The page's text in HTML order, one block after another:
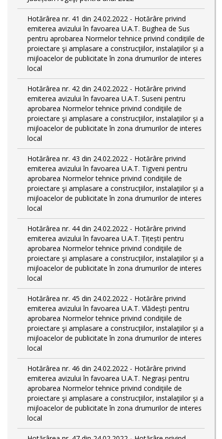
Hotărârea nr. 41 din 24.02.2022 - Hotărâre privind
emiterea avizului în favoarea U.A.T. Bughea de Sus
pentru aprobarea Normelor tehnice privind condiţiile de
proiectare şi amplasare a construcţiilor, instalaţiilor şi a
mijloacelor de publicitate în zona drumurilor de interes
local
Hotărârea nr. 42 din 24.02.2022 - Hotărâre privind
emiterea avizului în favoarea U.A.T. Suseni pentru
aprobarea Normelor tehnice privind condiţiile de
proiectare şi amplasare a construcţiilor, instalaţiilor şi a
mijloacelor de publicitate în zona drumurilor de interes
local
Hotărârea nr. 43 din 24.02.2022 - Hotărâre privind
emiterea avizului în favoarea U.A.T. Tigveni pentru
aprobarea Normelor tehnice privind condiţiile de
proiectare şi amplasare a construcţiilor, instalaţiilor şi a
mijloacelor de publicitate în zona drumurilor de interes
local
Hotărârea nr. 44 din 24.02.2022 - Hotărâre privind
emiterea avizului în favoarea U.A.T. Țițești pentru
aprobarea Normelor tehnice privind condiţiile de
proiectare şi amplasare a construcţiilor, instalaţiilor şi a
mijloacelor de publicitate în zona drumurilor de interes
local
Hotărârea nr. 45 din 24.02.2022 - Hotărâre privind
emiterea avizului în favoarea U.A.T. Vlădești pentru
aprobarea Normelor tehnice privind condiţiile de
proiectare şi amplasare a construcţiilor, instalaţiilor şi a
mijloacelor de publicitate în zona drumurilor de interes
local
Hotărârea nr. 46 din 24.02.2022 - Hotărâre privind
emiterea avizului în favoarea U.A.T. Negrași pentru
aprobarea Normelor tehnice privind condiţiile de
proiectare şi amplasare a construcţiilor, instalaţiilor şi a
mijloacelor de publicitate în zona drumurilor de interes
local